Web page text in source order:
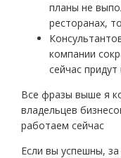
планы не
ресторанах,
компании
сейчас
Все фразы выше я
владельцев
работаем сейчас
Если вы успешны,